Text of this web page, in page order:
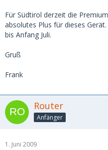
Für Südtirol derzeit die
absolutes Plus für dieses
bis Anfang Juli.
Gruß
Frank
Router
Anfänger
1. Juni 2009